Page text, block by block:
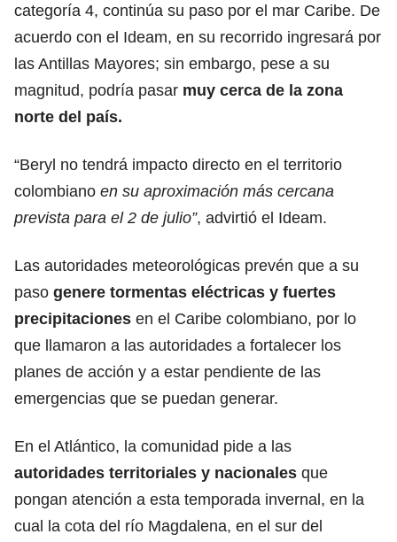
categoría 4, continúa su paso por el mar Caribe. De
acuerdo con el Ideam, en su recorrido ingresará por
las Antillas Mayores; sin embargo, pese a su
magnitud, podría pasar muy cerca de la zona
norte del país.
“Beryl no tendrá impacto directo en el territorio
colombiano en su aproximación más cercana
prevista para el 2 de julio”, advirtió el Ideam.
Las autoridades meteorológicas prevén que a su
paso genere tormentas eléctricas y fuertes
precipitaciones en el Caribe colombiano, por lo
que llamaron a las autoridades a fortalecer los
planes de acción y a estar pendiente de las
emergencias que se puedan generar.
En el Atlántico, la comunidad pide a las
autoridades territoriales y nacionales que
pongan atención a esta temporada invernal, en la
cual la cota del río Magdalena, en el sur del